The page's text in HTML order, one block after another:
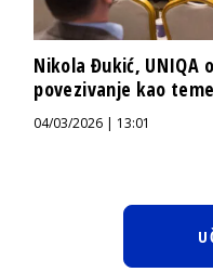
Nikola Đukić,
povezivanje kao
04/03/2026 | 13:01